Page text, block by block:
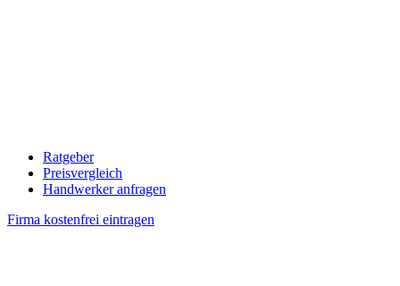
Ratgeber
Preisvergleich
Handwerker anfragen
Firma kostenfrei eintragen